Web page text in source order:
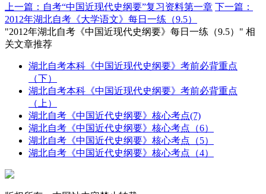
上一篇：自考“中国近现代史纲要”复习资料第一章 下一篇：
2012年湖北自考《大学语文》每日一练（9.5）
"2012年湖北自考《中国近现代史纲要》每日一练（9.5）" 相
关文章推荐
湖北自考本科《中国近现代史纲要》考前必背重点
（下）
湖北自考本科《中国近现代史纲要》考前必背重点
（上）
湖北自考《中国近代史纲要》核心考点(7)
湖北自考《中国近代史纲要》核心考点（6）
湖北自考《中国近代史纲要》核心考点（5）
湖北自考《中国近代史纲要》核心考点（4）